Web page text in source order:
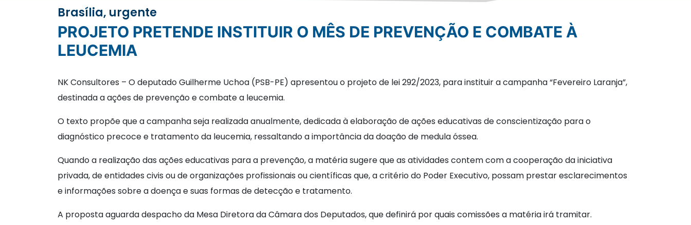
Brasília, urgente
PROJETO PRETENDE INSTITUIR O MÊS DE PREVENÇÃO E COMBATE À
LEUCEMIA
NK Consultores – O deputado Guilherme Uchoa (PSB-PE) apresentou o projeto de lei 292/2023, para instituir a campanha “Fevereiro Laranja”,
destinada a ações de prevenção e combate a leucemia.
O texto propõe que a campanha seja realizada anualmente, dedicada à elaboração de ações educativas de conscientização para o
diagnóstico precoce e tratamento da leucemia, ressaltando a importância da doação de medula óssea.
Quando a realização das ações educativas para a prevenção, a matéria sugere que as atividades contem com a cooperação da iniciativa
privada, de entidades civis ou de organizações profissionais ou científicas que, a critério do Poder Executivo, possam prestar esclarecimentos
e informações sobre a doença e suas formas de detecção e tratamento.
A proposta aguarda despacho da Mesa Diretora da Câmara dos Deputados, que definirá por quais comissões a matéria irá tramitar.